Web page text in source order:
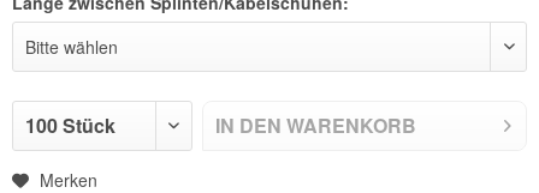
IN DEN WARENKORB
Merken